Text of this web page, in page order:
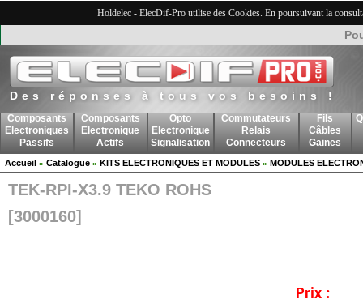
Holdelec - ElecDif-Pro utilise des Cookies. En poursuivant la
Des réponses à tous vos besoins !
Composants
Electroniques
Passifs
Composants
Electronique
Actifs
Opto
Electronique
Signalisation
Commutateurs
Relais
Connecteurs
Fils
Câbles
Gaines
Accueil » Catalogue » KITS ELECTRONIQUES ET MODULES » MODULES
TEK-RPI-X3.9 TEKO ROHS
[3000160]
Prix :